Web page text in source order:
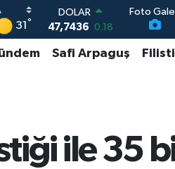
31 °
DOLAR
47,7436 0.18
EURO
55,2510 0.32
13.779 -14
Foto
Safi Arpaguş
ile 35